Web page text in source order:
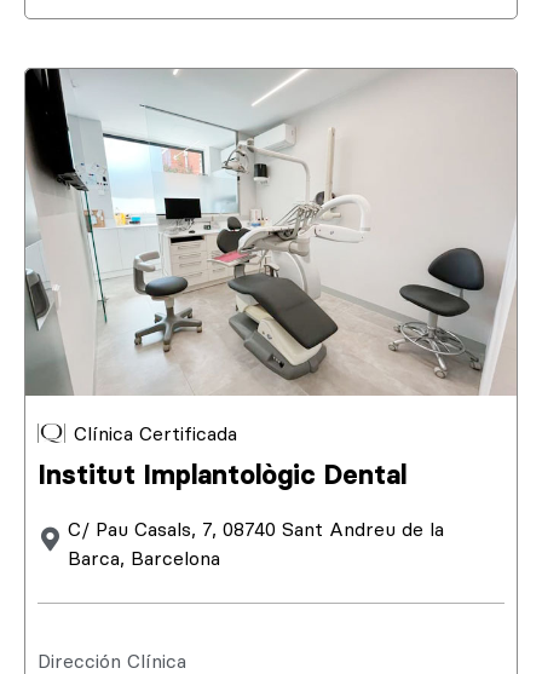
Clínica Certificada
Institut Implantològic Dental
C/ Pau Casals, 7, 08740 Sant Andreu de la
Barca, Barcelona
Dirección Clínica